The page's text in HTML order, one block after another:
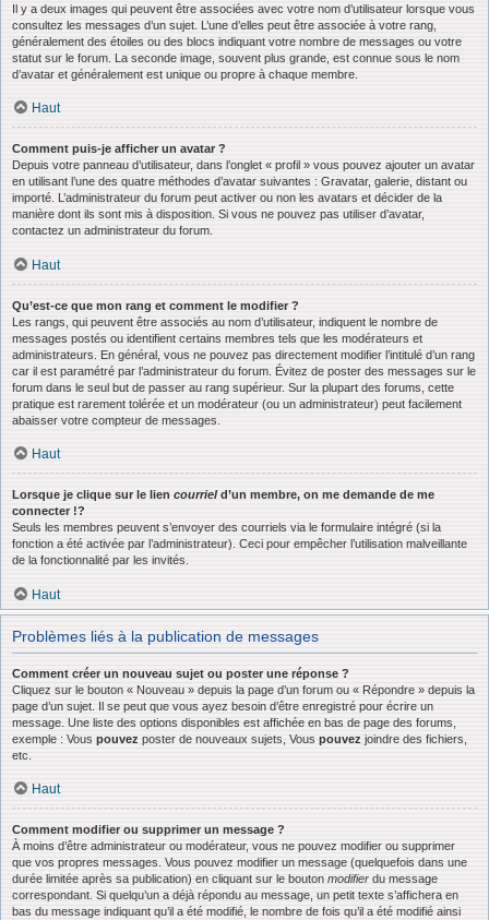
Il y a deux images qui peuvent être associées avec votre nom d’utilisateur lorsque vous
consultez les messages d’un sujet. L’une d’elles peut être associée à votre rang,
généralement des étoiles ou des blocs indiquant votre nombre de messages ou votre
statut sur le forum. La seconde image, souvent plus grande, est connue sous le nom
d’avatar et généralement est unique ou propre à chaque membre.
Haut
Comment puis-je afficher un avatar ?
Depuis votre panneau d’utilisateur, dans l’onglet « profil » vous pouvez ajouter un avatar
en utilisant l’une des quatre méthodes d’avatar suivantes : Gravatar, galerie, distant ou
importé. L’administrateur du forum peut activer ou non les avatars et décider de la
manière dont ils sont mis à disposition. Si vous ne pouvez pas utiliser d’avatar,
contactez un administrateur du forum.
Haut
Qu’est-ce que mon rang et comment le modifier ?
Les rangs, qui peuvent être associés au nom d’utilisateur, indiquent le nombre de
messages postés ou identifient certains membres tels que les modérateurs et
administrateurs. En général, vous ne pouvez pas directement modifier l’intitulé d’un rang
car il est paramétré par l’administrateur du forum. Évitez de poster des messages sur le
forum dans le seul but de passer au rang supérieur. Sur la plupart des forums, cette
pratique est rarement tolérée et un modérateur (ou un administrateur) peut facilement
abaisser votre compteur de messages.
Haut
Lorsque je clique sur le lien courrield’un membre, on me demande de me
connecter !?
Seuls les membres peuvent s’envoyer des courriels via le formulaire intégré (si la
fonction a été activée par l’administrateur). Ceci pour empêcher l’utilisation malveillante
de la fonctionnalité par les invités.
Haut
Problèmes liés à la publication de messages
Comment créer un nouveau sujet ou poster une réponse ?
Cliquez sur le bouton « Nouveau » depuis la page d’un forum ou « Répondre » depuis la
page d’un sujet. Il se peut que vous ayez besoin d’être enregistré pour écrire un
message. Une liste des options disponibles est affichée en bas de page des forums,
exemple : Vous pouvez poster de nouveaux sujets, Vous pouvez joindre des fichiers,
etc.
Haut
Comment modifier ou supprimer un message ?
À moins d’être administrateur ou modérateur, vous ne pouvez modifier ou supprimer
que vos propres messages. Vous pouvez modifier un message (quelquefois dans une
durée limitée après sa publication) en cliquant sur le bouton modifier du message
correspondant. Si quelqu’un a déjà répondu au message, un petit texte s’affichera en
bas du message indiquant qu’il a été modifié, le nombre de fois qu’il a été modifié ainsi